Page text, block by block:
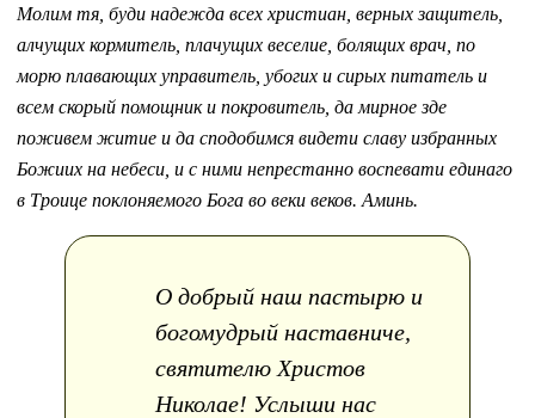
Молим тя, буди надежда всех христиан, верных защитель,
алчущих кормитель, плачущих веселие, болящих врач, по
морю плавающих управитель, убогих и сирых питатель и
всем скорый помощник и покровитель, да мирное зде
поживем житие и да сподобимся видети славу избранных
Божиих на небеси, и с ними непрестанно воспевати единаго
в Троице поклоняемого Бога во веки веков. Аминь.
О добрый наш пастырю и
богомудрый наставниче,
святителю Христов
Николае! Услыши нас